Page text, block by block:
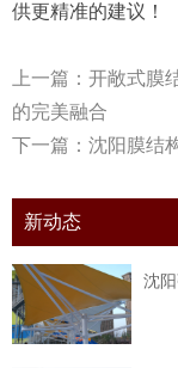
供更精准的建议！
上一篇： 开敞式膜
的完美融合
下一篇： 沈阳膜结
新动态
沈